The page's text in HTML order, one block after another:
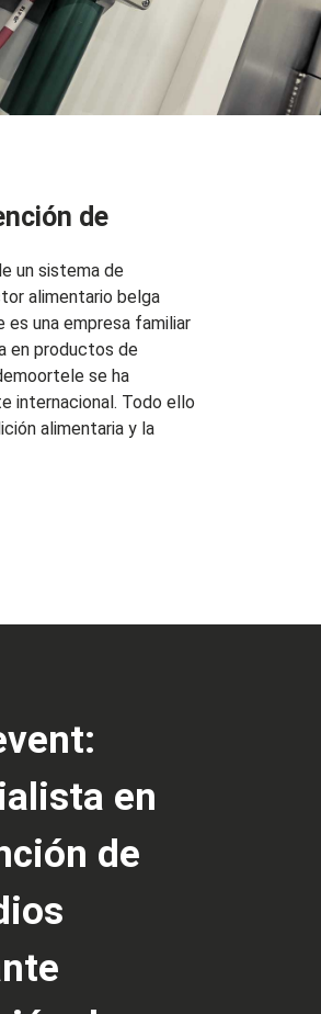
de
un sistema de
alimentario belga
es una empresa familiar
en productos de
se ha
internacional. Todo ello
alimentaria y la
en
de